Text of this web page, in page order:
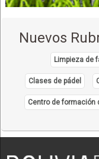
Tijeras Profesionales
Tijeras de Barbero
Artículos para
Nuevos
Limpieza de
Clases de pádel
Centro de formación